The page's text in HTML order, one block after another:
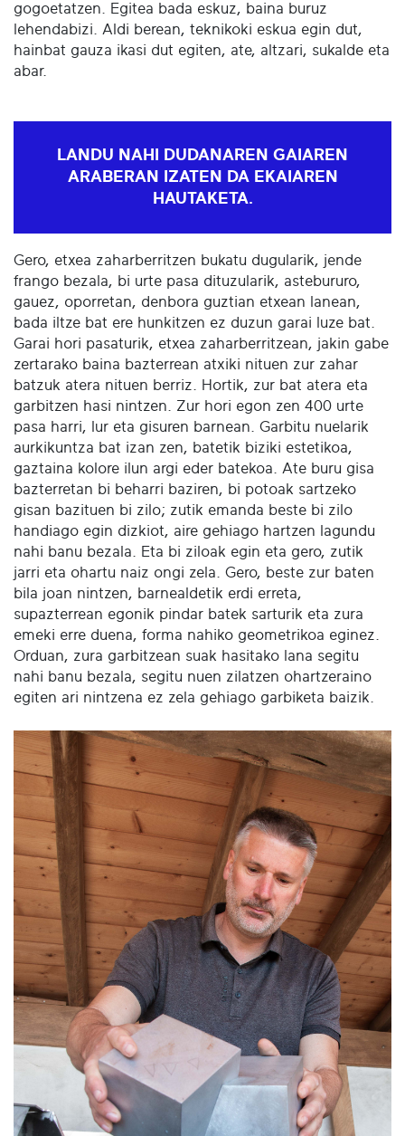
gogoetatzen. Egitea bada eskuz, baina buruz
lehendabizi. Aldi berean, teknikoki eskua egin dut,
hainbat gauza ikasi dut egiten, ate, altzari, sukalde eta
abar.
LANDU NAHI DUDANAREN GAIAREN
ARABERAN IZATEN DA EKAIAREN
HAUTAKETA.
Gero, etxea zaharberritzen bukatu dugularik, jende
frango bezala, bi urte pasa dituzularik, astebururo,
gauez, oporretan, denbora guztian etxean lanean,
bada iltze bat ere hunkitzen ez duzun garai luze bat.
Garai hori pasaturik, etxea zaharberritzean, jakin gabe
zertarako baina bazterrean atxiki nituen zur zahar
batzuk atera nituen berriz. Hortik, zur bat atera eta
garbitzen hasi nintzen. Zur hori egon zen 400 urte
pasa harri, lur eta gisuren barnean. Garbitu nuelarik
aurkikuntza bat izan zen, batetik biziki estetikoa,
gaztaina kolore ilun argi eder batekoa. Ate buru gisa
bazterretan bi beharri baziren, bi potoak sartzeko
gisan bazituen bi zilo; zutik emanda beste bi zilo
handiago egin dizkiot, aire gehiago hartzen lagundu
nahi banu bezala. Eta bi ziloak egin eta gero, zutik
jarri eta ohartu naiz ongi zela. Gero, beste zur baten
bila joan nintzen, barnealdetik erdi erreta,
supazterrean egonik pindar batek sarturik eta zura
emeki erre duena, forma nahiko geometrikoa eginez.
Orduan, zura garbitzean suak hasitako lana segitu
nahi banu bezala, segitu nuen zilatzen ohartzeraino
egiten ari nintzena ez zela gehiago garbiketa baizik.